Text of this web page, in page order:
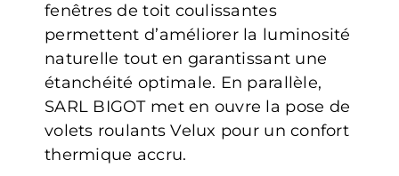
fenêtres de toit coulissantes
permettent d’améliorer la luminosité
naturelle tout en garantissant une
étanchéité optimale. En parallèle,
SARL BIGOT met en ouvre la pose de
volets roulants Velux pour un confort
thermique accru.